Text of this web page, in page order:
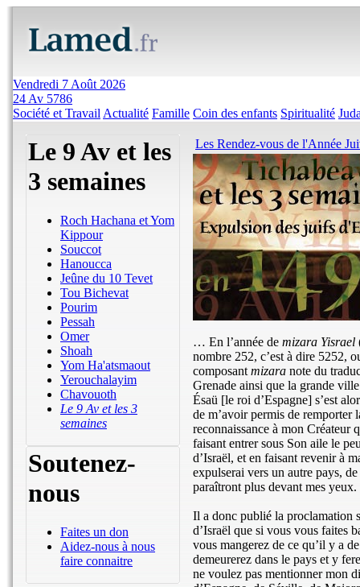
Vendredi 7 Août 2026
24 Av 5786
Société et Travail Actualité Famille Coin des enfants Spiritualité
Le 9 Av et les
3 semaines
Roch Hachana et Yom
Kippour
Souccot
Hanoucca
Jeûne du 10 Tevet
Tou Bichevat
Pourim
Pessah
Omer
Shoah
Yom Ha'atsmaout
Yerouchalayim
Chavouoth
Le 9 Av et les 3
semaines
Soutenez-
nous
Faites un don
Aidez-nous à nous
faire connaitre
Les Rendez-vous de l'Année
… En l’année de mizara Yisrael
nombre 252, c’est à dire 5252,
composant mizara note du
Grenade ainsi que la grande
Ésaü [le roi d’Espagne] s’est
de m’avoir permis de
reconnaissance à mon Créateur
faisant entrer sous Son aile le
d’Israël, et en faisant revenir à
expulserai vers un autre pays,
paraîtront plus devant mes yeux.
Il a donc publié la proclamation
d’Israël que si vous vous faites
vous mangerez de ce qu’il y a
demeurerez dans le pays et y
ne voulez pas mentionner mon